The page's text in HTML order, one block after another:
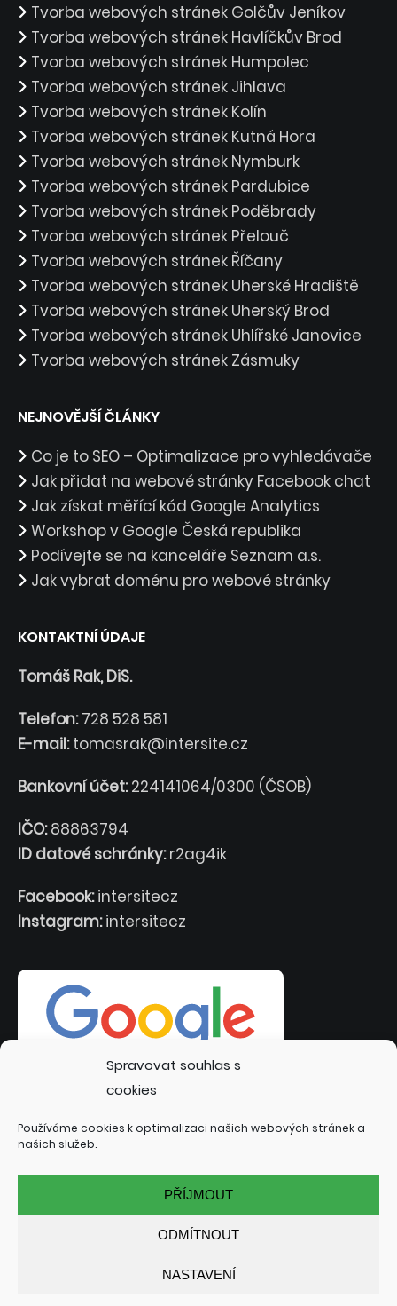
Spravovat souhlas s
cookies
Používáme cookies k optimalizaci našich webových stránek a
našich služeb.
PŘÍJMOUT
ODMÍTNOUT
NASTAVENÍ
Tvorba webových stránek Golčův Jeníkov
Tvorba webových stránek Havlíčkův Brod
Tvorba webových stránek Humpolec
Tvorba webových stránek Jihlava
Tvorba webových stránek Kolín
Tvorba webových stránek Kutná Hora
Tvorba webových stránek Nymburk
Tvorba webových stránek Pardubice
Tvorba webových stránek Poděbrady
Tvorba webových stránek Přelouč
Tvorba webových stránek Říčany
Tvorba webových stránek Uherské Hradiště
Tvorba webových stránek Uherský Brod
Tvorba webových stránek Uhlířské Janovice
Tvorba webových stránek Zásmuky
NEJNOVĚJŠÍ ČLÁNKY
Co je to SEO – Optimalizace pro vyhledávače
Jak přidat na webové stránky Facebook chat
Jak získat měřící kód Google Analytics
Workshop v Google Česká republika
Podívejte se na kanceláře Seznam a.s.
Jak vybrat doménu pro webové stránky
KONTAKTNÍ ÚDAJE
Tomáš Rak, DiS.
Telefon: 728 528 581
E-mail: tomasrak@intersite.cz
Bankovní účet:224141064/0300 (ČSOB)
IČO:88863794
ID datové schránky:r2ag4ik
Facebook: intersitecz
Instagram: intersitecz
© 2022 INTERSITE.CZ | TVORBA WEBOVÝCH STRÁNEK: